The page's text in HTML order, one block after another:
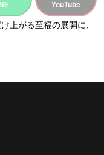
YouTube
上がる至福の展開に、